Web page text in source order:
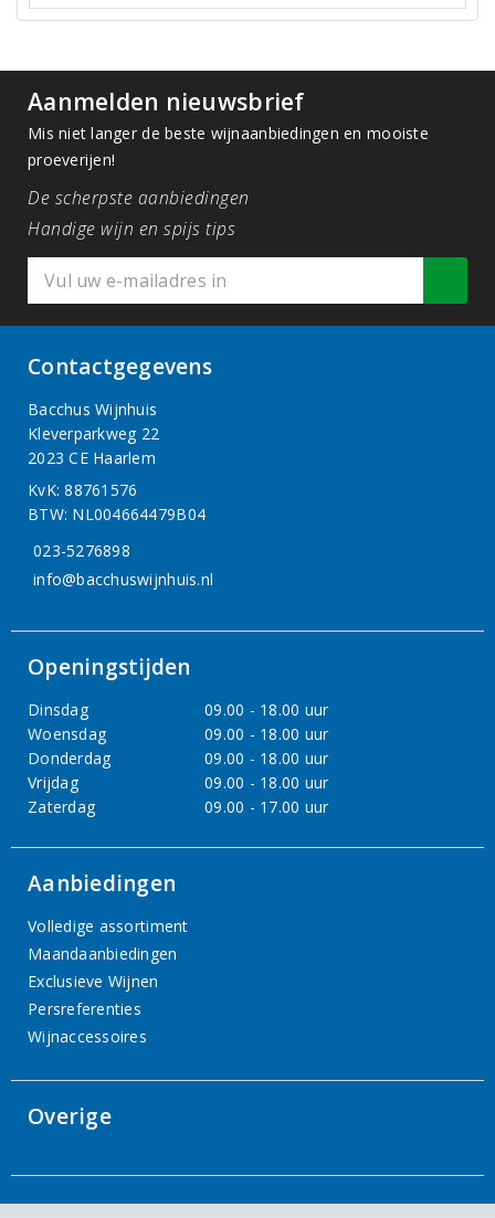
Aanmelden nieuwsbrief
Mis niet langer de beste wijnaanbiedingen en mooiste
proeverijen!
De scherpste aanbiedingen
Handige wijn en spijs tips
Contactgegevens
Bacchus Wijnhuis
Kleverparkweg 22
2023 CE Haarlem
KvK: 88761576
BTW: NL004664479B04
023-5276898
info@bacchuswijnhuis.nl
Openingstijden
Dinsdag
09.00 - 18.00 uur
Woensdag
09.00 - 18.00 uur
Donderdag
09.00 - 18.00 uur
Vrijdag
09.00 - 18.00 uur
Zaterdag
09.00 - 17.00 uur
Aanbiedingen
Volledige assortiment
Maandaanbiedingen
Exclusieve Wijnen
Persreferenties
Wijnaccessoires
Overige